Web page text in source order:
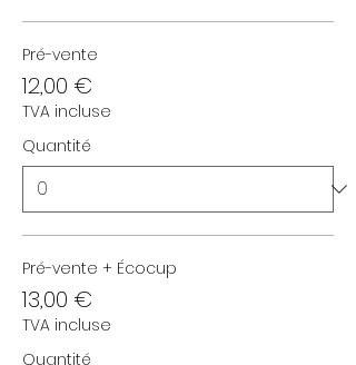
Pré-vente
12,00 €
TVA incluse
Quantité
Pré-vente + Écocup
13,00 €
TVA incluse
Quantité